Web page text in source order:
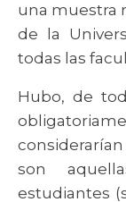
una muestra
de la
todas las
Hubo, de
son
estudiantes